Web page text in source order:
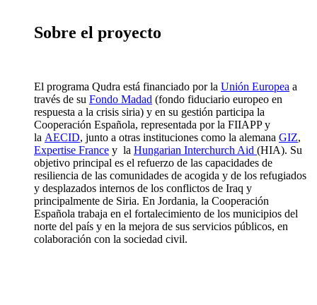
Sobre el proyecto
El programa Qudra está financiado por la Unión Europea a
través de su Fondo Madad (fondo fiduciario europeo en
respuesta a la crisis siria) y en su gestión participa la
Cooperación Española, representada por la FIIAPP y
la AECID, junto a otras instituciones como la alemana GIZ,
Expertise France y la Hungarian Interchurch Aid (HIA). Su
objetivo principal es el refuerzo de las capacidades de
resiliencia de las comunidades de acogida y de los refugiados
y desplazados internos de los conflictos de Iraq y
principalmente de Siria. En Jordania, la Cooperación
Española trabaja en el fortalecimiento de los municipios del
norte del país y en la mejora de sus servicios públicos, en
colaboración con la sociedad civil.